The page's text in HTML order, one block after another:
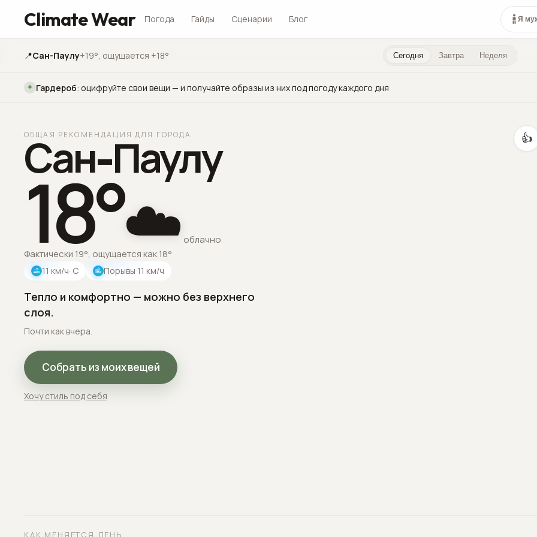
Climate Wear Погода Гайды Сценарии Блог Я
📍Сан-Паулу+19°, ощущается +18° Сегодня Завтра Неделя
Гардероб: оцифруйте свои вещи — и получайте образы из них под погоду каждого дня
ОБЩАЯ РЕКОМЕНДАЦИЯ ДЛЯ ГОРОДА
Сан-Паулу
18°☁️ облачно
Фактически 19°, ощущается как 18°
11 км/ч· С Порывы 11 км/ч
Тепло и комфортно — можно без верхнего
слоя.
Почти как вчера.
Собрать из моих вещей
Хочу стиль под себя
👍
КАК МЕНЯЕТСЯ ДЕНЬ